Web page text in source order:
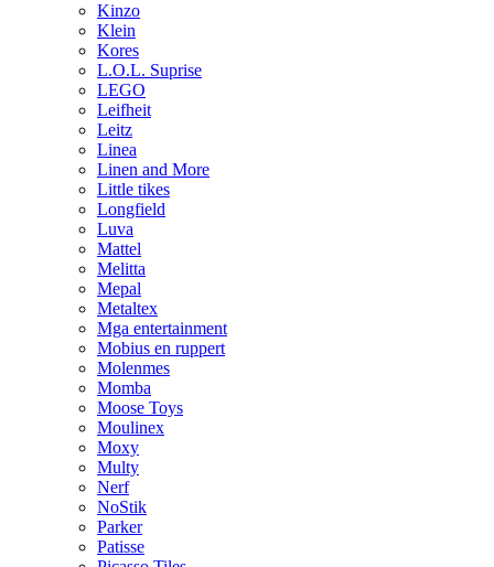
Kinzo
Klein
Kores
L.O.L. Suprise
LEGO
Leifheit
Leitz
Linea
Linen and More
Little tikes
Longfield
Luva
Mattel
Melitta
Mepal
Metaltex
Mga entertainment
Mobius en ruppert
Molenmes
Momba
Moose Toys
Moulinex
Moxy
Multy
Nerf
NoStik
Parker
Patisse